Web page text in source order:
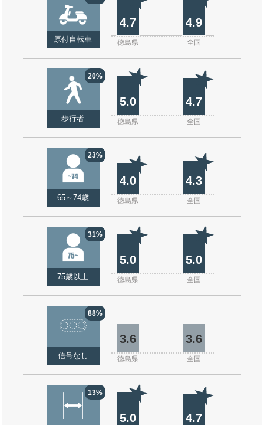
原付自転車
4.7 4.9
徳島県 全国
20%
歩行者
5.0 4.7
徳島県 全国
23%
65～74歳
4.0 4.3
徳島県 全国
31%
75歳以上
5.0 5.0
徳島県 全国
88%
信号なし
3.6 3.6
徳島県 全国
13%
5.0 4.7